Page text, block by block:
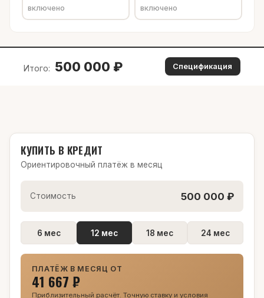
включено
включено
Итого: 500 000 ₽ Спецификация
КУПИТЬ В КРЕДИТ
Ориентировочный платёж в месяц
Стоимость 500 000 ₽
6 мес 12 мес 18 мес 24 мес
ПЛАТЁЖ В МЕСЯЦ ОТ
41 667 ₽
Приблизительный расчёт. Точную ставку и условия